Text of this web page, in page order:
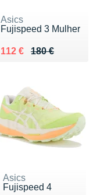
Asics
Fujispeed 3 Mulher
180 €
Au lieu de 180 €
112 €
Vendu 112 €
Asics
Fujispeed 4